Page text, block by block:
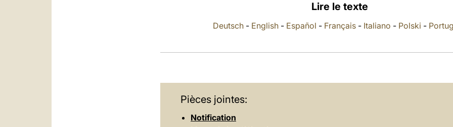
Lire le texte
Deutsch- English- Español - Français- Italiano - Polski -
Pièces jointes:
Notification